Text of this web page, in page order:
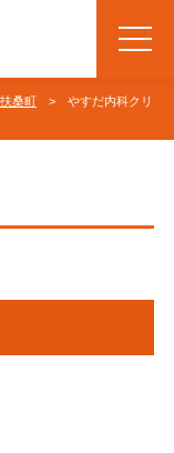
桑町 > やすだ内科クリ